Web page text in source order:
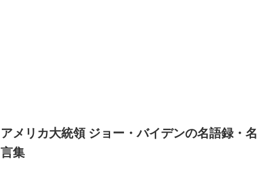
アメリカ大統領 ジョー・バイデンの名語録・名
言集